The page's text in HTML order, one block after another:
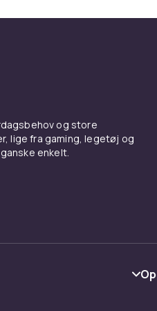
og store
lige fra gaming, legetøj og
enkelt.